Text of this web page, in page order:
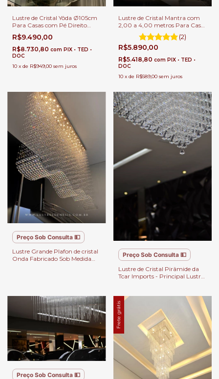
Lustre de Cristal Yôda Ø105cm
Para Casas com Pé Direito
Duplo.
R$9.490,00
R$8.730,80 com PIX • TED •
DOC
10 x de R$949,00 sem juros
Lustre de Cristal Mantra com
2,00 a 4,00 metros Para Casas
com Pé Direito Duplo
(2)
R$5.890,00
R$5.418,80 com PIX • TED •
DOC
10 x de R$589,00 sem juros
Preço Sob Consulta 💵
Lustre Grande Plafon de cristal
Onda Fabricado Sob Medida
Preço Sob Consulta 💵
Lustre de Cristal Pirâmide da
Tcar Imports - Principal Lustre
Preço Sob Consulta 💵
Frete grátis